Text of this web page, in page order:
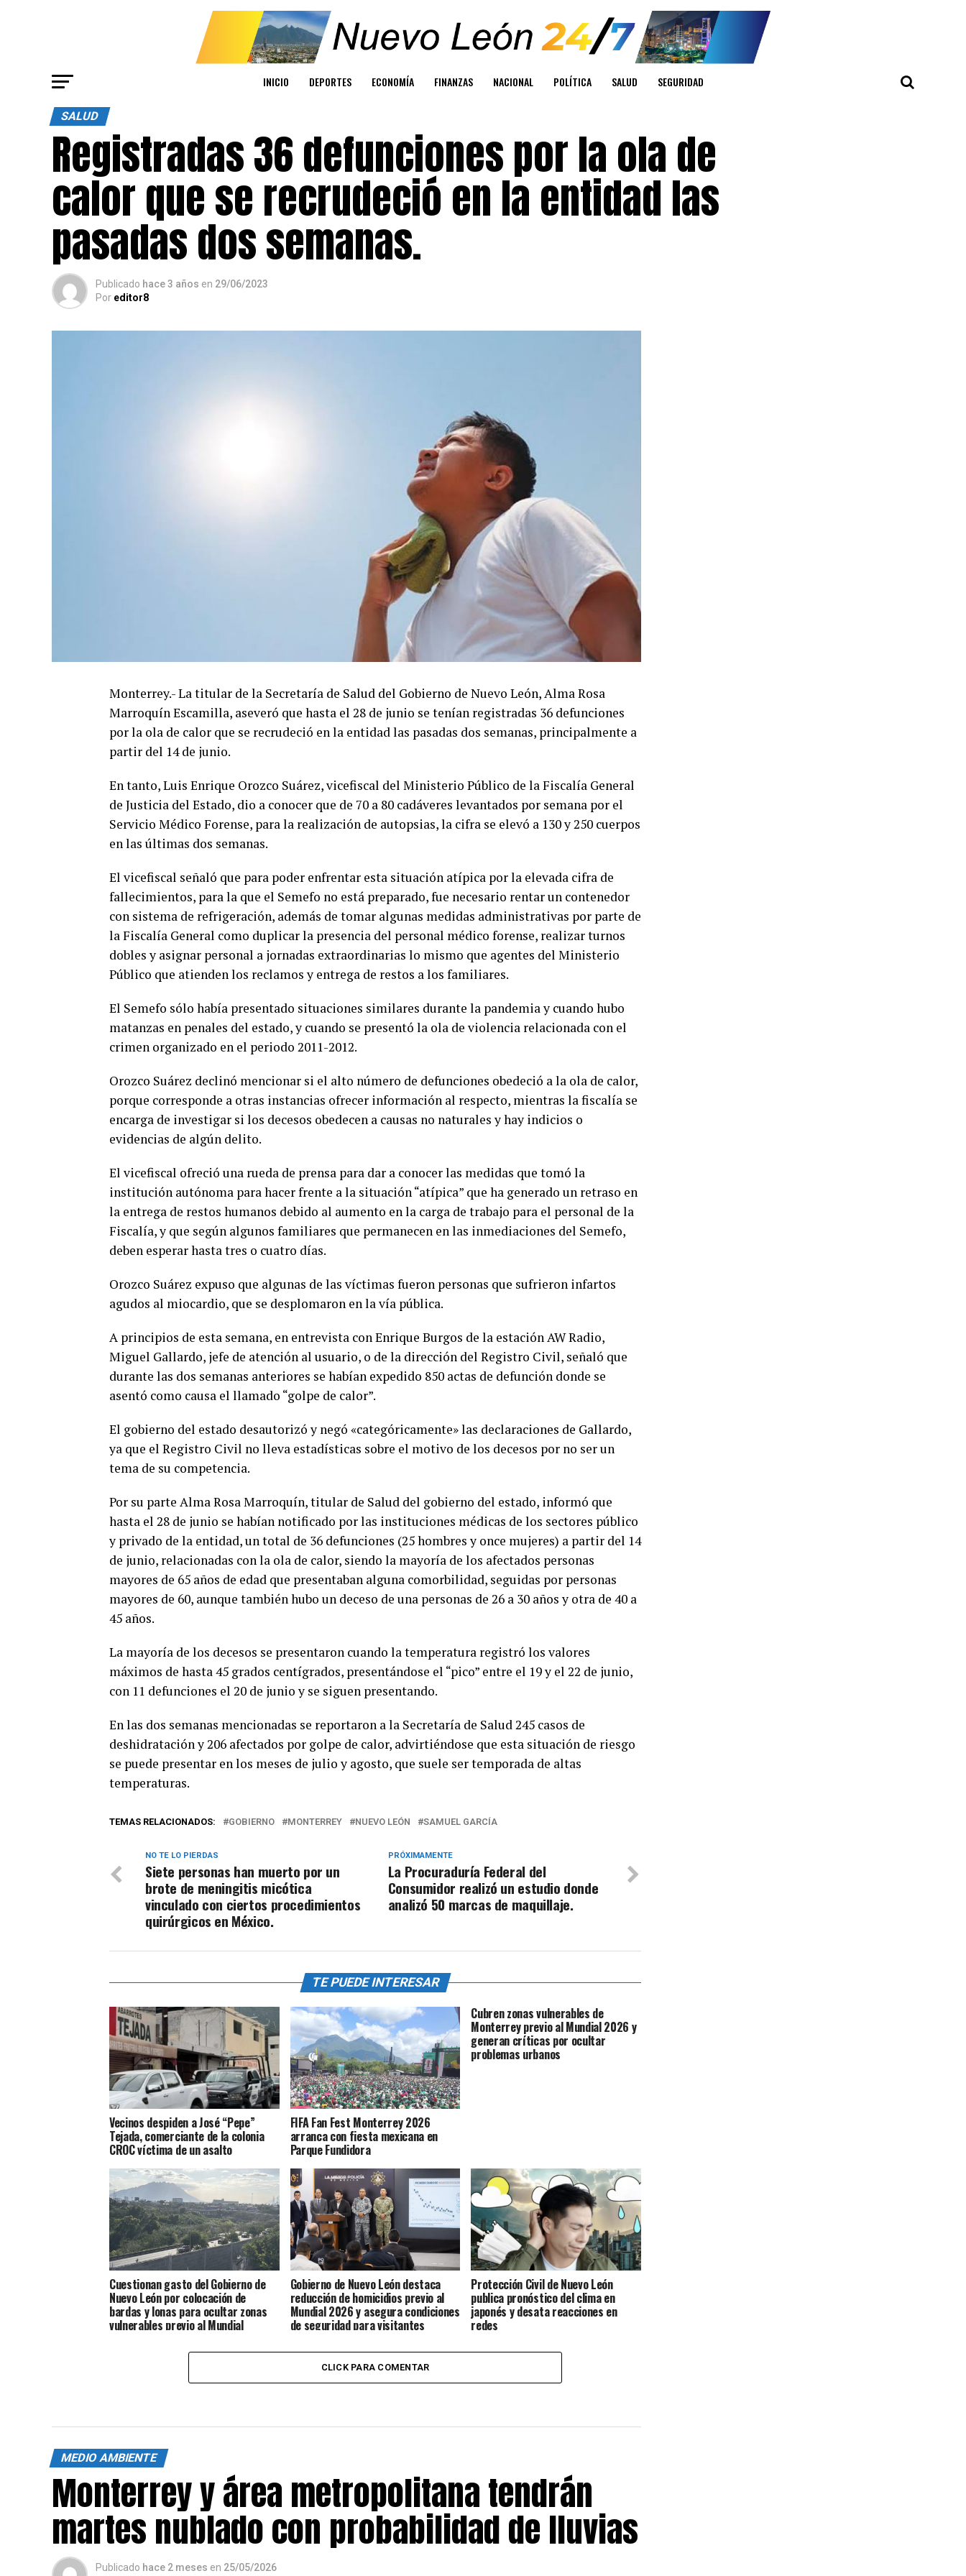
INICIO DEPORTES ECONOMÍA FINANZAS NACIONAL POLÍTICA SALUD SEGURIDAD
SALUD
Registradas 36 defunciones por la ola de
calor que se recrudeció en la entidad las
pasadas dos semanas.
Publicado hace 3 años en 29/06/2023
Por editor8
Monterrey.- La titular de la Secretaría de Salud del Gobierno de Nuevo León, Alma Rosa
Marroquín Escamilla, aseveró que hasta el 28 de junio se tenían registradas 36 defunciones
por la ola de calor que se recrudeció en la entidad las pasadas dos semanas, principalmente a
partir del 14 de junio.
En tanto, Luis Enrique Orozco Suárez, vicefiscal del Ministerio Público de la Fiscalía General
de Justicia del Estado, dio a conocer que de 70 a 80 cadáveres levantados por semana por el
Servicio Médico Forense, para la realización de autopsias, la cifra se elevó a 130 y 250 cuerpos
en las últimas dos semanas.
El vicefiscal señaló que para poder enfrentar esta situación atípica por la elevada cifra de
fallecimientos, para la que el Semefo no está preparado, fue necesario rentar un contenedor
con sistema de refrigeración, además de tomar algunas medidas administrativas por parte de
la Fiscalía General como duplicar la presencia del personal médico forense, realizar turnos
dobles y asignar personal a jornadas extraordinarias lo mismo que agentes del Ministerio
Público que atienden los reclamos y entrega de restos a los familiares.
El Semefo sólo había presentado situaciones similares durante la pandemia y cuando hubo
matanzas en penales del estado, y cuando se presentó la ola de violencia relacionada con el
crimen organizado en el periodo 2011-2012.
Orozco Suárez declinó mencionar si el alto número de defunciones obedeció a la ola de calor,
porque corresponde a otras instancias ofrecer información al respecto, mientras la fiscalía se
encarga de investigar si los decesos obedecen a causas no naturales y hay indicios o
evidencias de algún delito.
El vicefiscal ofreció una rueda de prensa para dar a conocer las medidas que tomó la
institución autónoma para hacer frente a la situación “atípica” que ha generado un retraso en
la entrega de restos humanos debido al aumento en la carga de trabajo para el personal de la
Fiscalía, y que según algunos familiares que permanecen en las inmediaciones del Semefo,
deben esperar hasta tres o cuatro días.
Orozco Suárez expuso que algunas de las víctimas fueron personas que sufrieron infartos
agudos al miocardio, que se desplomaron en la vía pública.
A principios de esta semana, en entrevista con Enrique Burgos de la estación AW Radio,
Miguel Gallardo, jefe de atención al usuario, o de la dirección del Registro Civil, señaló que
durante las dos semanas anteriores se habían expedido 850 actas de defunción donde se
asentó como causa el llamado “golpe de calor”.
El gobierno del estado desautorizó y negó «categóricamente» las declaraciones de Gallardo,
ya que el Registro Civil no lleva estadísticas sobre el motivo de los decesos por no ser un
tema de su competencia.
Por su parte Alma Rosa Marroquín, titular de Salud del gobierno del estado, informó que
hasta el 28 de junio se habían notificado por las instituciones médicas de los sectores público
y privado de la entidad, un total de 36 defunciones (25 hombres y once mujeres) a partir del 14
de junio, relacionadas con la ola de calor, siendo la mayoría de los afectados personas
mayores de 65 años de edad que presentaban alguna comorbilidad, seguidas por personas
mayores de 60, aunque también hubo un deceso de una personas de 26 a 30 años y otra de 40 a
45 años.
La mayoría de los decesos se presentaron cuando la temperatura registró los valores
máximos de hasta 45 grados centígrados, presentándose el “pico” entre el 19 y el 22 de junio,
con 11 defunciones el 20 de junio y se siguen presentando.
En las dos semanas mencionadas se reportaron a la Secretaría de Salud 245 casos de
deshidratación y 206 afectados por golpe de calor, advirtiéndose que esta situación de riesgo
se puede presentar en los meses de julio y agosto, que suele ser temporada de altas
temperaturas.
TEMAS RELACIONADOS: GOBIERNO MONTERREY NUEVO LEÓN SAMUEL GARCÍA
PRÓXIMAMENTE
La Procuraduría Federal del
Consumidor realizó un estudio donde
analizó 50 marcas de maquillaje.
NO TE LO PIERDAS
Siete personas han muerto por un
brote de meningitis micótica
vinculado con ciertos procedimientos
quirúrgicos en México.
TE PUEDE INTERESAR
Vecinos despiden a José “Pepe”
Tejada, comerciante de la colonia
CROC víctima de un asalto
FIFA Fan Fest Monterrey 2026
arranca con fiesta mexicana en
Parque Fundidora
Cubren zonas vulnerables de
Monterrey previo al Mundial 2026 y
generan críticas por ocultar
problemas urbanos
Cuestionan gasto del Gobierno de
Nuevo León por colocación de
bardas y lonas para ocultar zonas
vulnerables previo al Mundial
Gobierno de Nuevo León destaca
reducción de homicidios previo al
Mundial 2026 y asegura condiciones
de seguridad para visitantes
Protección Civil de Nuevo León
publica pronóstico del clima en
japonés y desata reacciones en
redes
CLICK PARA COMENTAR
MEDIO AMBIENTE
Monterrey y área metropolitana tendrán
martes nublado con probabilidad de lluvias
Publicado hace 2 meses en 25/05/2026